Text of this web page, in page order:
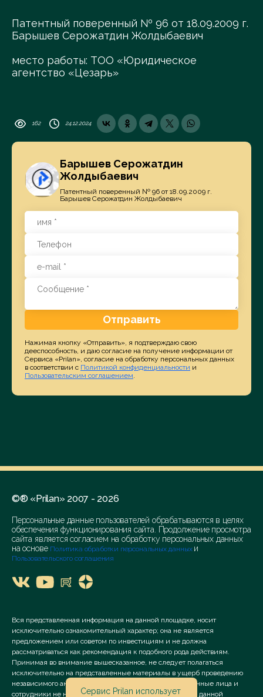
Патентный поверенный № 96 от 18.09.2009 г.
Барышев Серожатдин Жолдыбаевич
место работы: ТОО «Юридическое
агентство «Цезарь»
162 24.12.2024
Барышев Серожатдин
Жолдыбаевич
Патентный поверенный № 96 от 18.09.2009 г.
Барышев Серожатдин Жолдыбаевич
Отправить
Нажимая кнопку «Отправить», я подтверждаю свою
дееспособность, и даю согласие на получение информации от
Сервиса «Prilan», согласие на обработку персональных данных
в соответствии с Политикой конфиденциальности и
Пользовательским соглашением.
©® «Prilan» 2007 - 2026
Персональные данные пользователей обрабатываются в целях
обеспечения функционирования сайта. Продолжение просмотра
сайта является согласием на обработку персональных данных
на основе Политика обработки персональных данных и
Пользовательского соглашения
Вся представленная информация на данной площадке, носит
исключительно ознакомительный характер; она не является
предложением или советом по инвестициям и не должна
рассматриваться как рекомендация к подобного рода действиям.
Принимая во внимание вышесказанное, не следует полагаться
исключительно на представленные материалы в ущерб проведению
независимого анализа. Сервис «Prilan» его аффилированные лица и
сотрудники не несут ответственности за использование данной
Сервис Prilan использует